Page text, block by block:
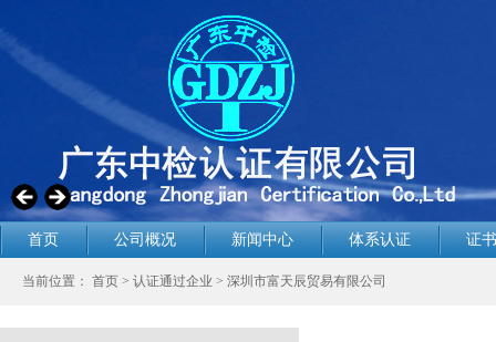
首页 公司概况 新闻中心 体系认证 证
当前位置： 首页 > 认证通过企业 > 深圳市富天辰贸易有限公司